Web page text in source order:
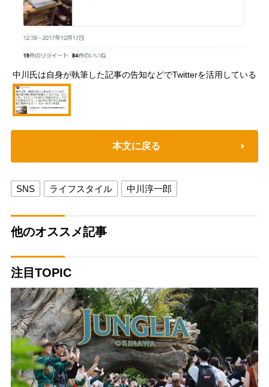
中川氏は自身が執筆した記事の告知などでTwitterを活用している
本文に戻る
SNS ライフスタイル 中川淳一郎
他のオススメ記事
注目TOPIC